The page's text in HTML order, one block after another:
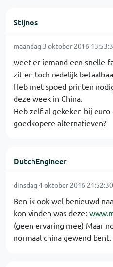
Stijnos
maandag 3 oktober 2016
weet er iemand een snelle
zit en toch redelijk
Heb met spoed printen
deze week in China.
Heb zelf al gekeken bij euro
goedkopere alternatieven?
DutchEngineer
dinsdag 4 oktober 2016 21:52:30
Ben ik ook wel benieuwd
kon vinden was deze:
(geen ervaring mee) Maar
normaal china gewend bent.